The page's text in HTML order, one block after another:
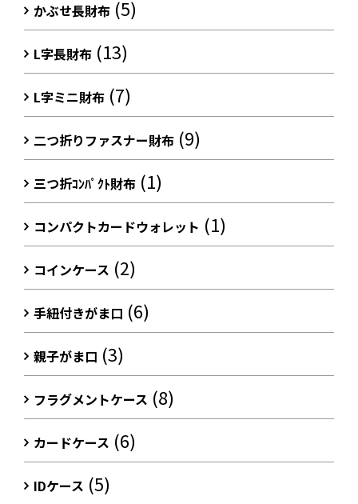
かぶせ長財布 (5)
L字長財布 (13)
L字ミニ財布 (7)
二つ折りファスナー財布 (9)
三つ折ｺﾝﾊﾟｸﾄ財布 (1)
コンパクトカードウォレット (1)
コインケース (2)
手紐付きがま口 (6)
親子がま口 (3)
フラグメントケース (8)
カードケース (6)
IDケース (5)